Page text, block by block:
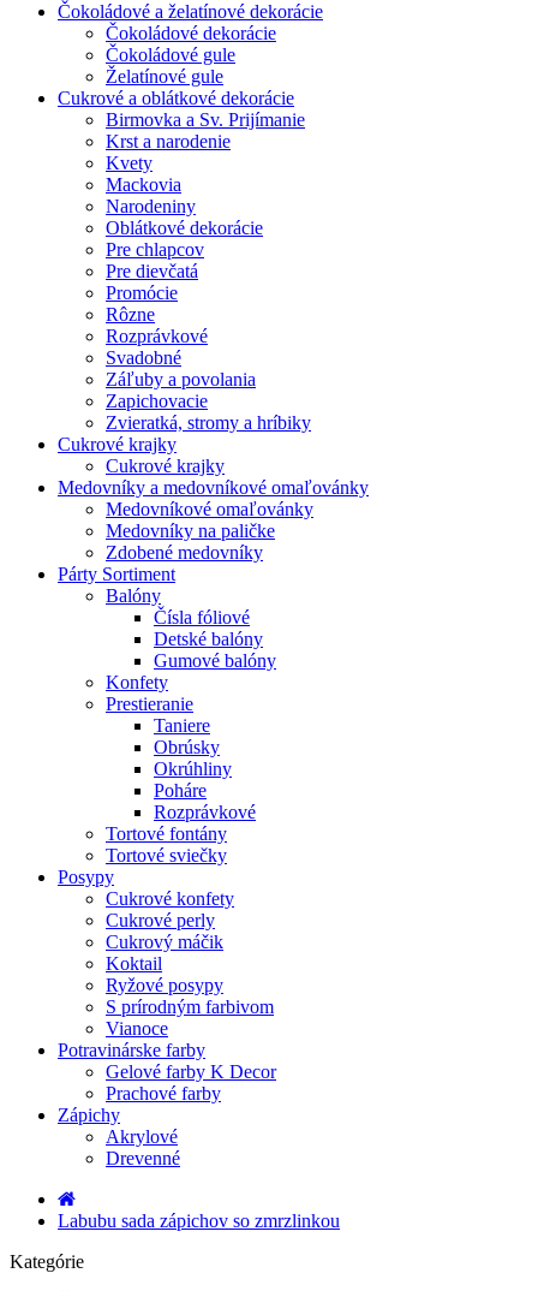
Čokoládové a želatínové dekorácie
Čokoládové dekorácie
Čokoládové gule
Želatínové gule
Cukrové a oblátkové dekorácie
Birmovka a Sv. Prijímanie
Krst a narodenie
Kvety
Mackovia
Narodeniny
Oblátkové dekorácie
Pre chlapcov
Pre dievčatá
Promócie
Rôzne
Rozprávkové
Svadobné
Záľuby a povolania
Zapichovacie
Zvieratká, stromy a hríbiky
Cukrové krajky
Cukrové krajky
Medovníky a medovníkové omaľovánky
Medovníkové omaľovánky
Medovníky na paličke
Zdobené medovníky
Párty Sortiment
Balóny
Čísla fóliové
Detské balóny
Gumové balóny
Konfety
Prestieranie
Taniere
Obrúsky
Okrúhliny
Poháre
Rozprávkové
Tortové fontány
Tortové sviečky
Posypy
Cukrové konfety
Cukrové perly
Cukrový máčik
Koktail
Ryžové posypy
S prírodným farbivom
Vianoce
Potravinárske farby
Gelové farby K Decor
Prachové farby
Zápichy
Akrylové
Drevenné
Labubu sada zápichov so zmrzlinkou
Kategórie